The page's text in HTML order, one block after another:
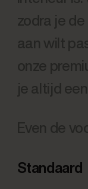
zodra je
aan wilt
onze
je altijd
Even de
Standaard